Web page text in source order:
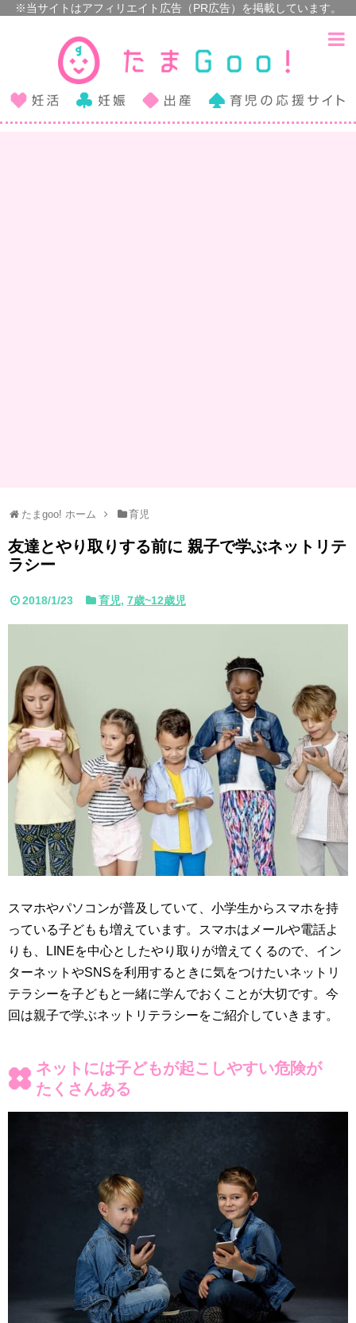
たまgoo! ホーム 育児
友達とやり取りする前に 親子で学ぶネットリテ
ラシー
2018/1/23 育児, 7歳~12歳児
スマホやパソコンが普及していて、小学生からスマホを持
っている子どもも増えています。スマホはメールや電話よ
りも、LINEを中心としたやり取りが増えてくるので、イン
ターネットやSNSを利用するときに気をつけたいネットリ
テラシーを子どもと一緒に学んでおくことが大切です。今
回は親子で学ぶネットリテラシーをご紹介していきます。
ネットには子どもが起こしやすい危険が
たくさんある